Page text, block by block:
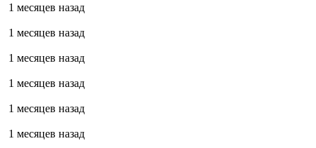
1 месяцев назад
1 месяцев назад
1 месяцев назад
1 месяцев назад
1 месяцев назад
1 месяцев назад